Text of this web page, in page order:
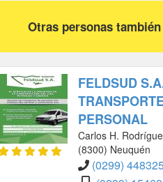
Otras personas
FELDSUD
PERSONAL
Carlos H.
(8300) Neuquén
(0299)